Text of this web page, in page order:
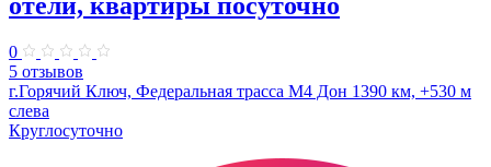
0
5 отзывов
г.Горячий Ключ, Федеральная трасса М4 Дон 1390 км, +530 м
слева
Круглосуточно